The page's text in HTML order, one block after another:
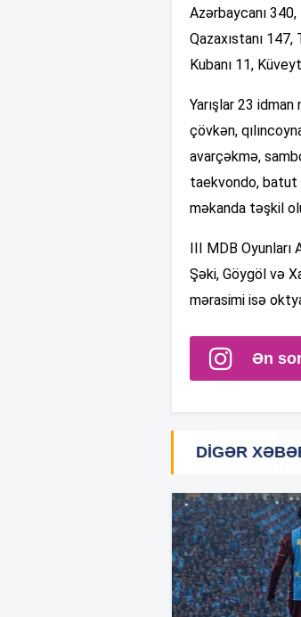
Azərbaycanı
Qazaxıstanı 147,
Kubanı 11,
Yarışlar 23
çövkən,
avarçəkmə,
taekvondo, batut
məkanda təşkil
III MDB Oyunları
Şəki, Göygöl və
mərasimi isə
Ən
DIGƏR